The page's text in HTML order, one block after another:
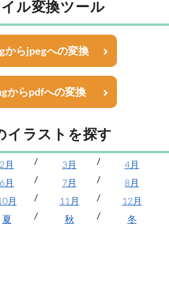
ル変換ツール
からjpegへの変換
からpdfへの変換
イラストを探す
2月 3月
4月
6月 7月
8月
月 11月
12月
夏 秋 冬